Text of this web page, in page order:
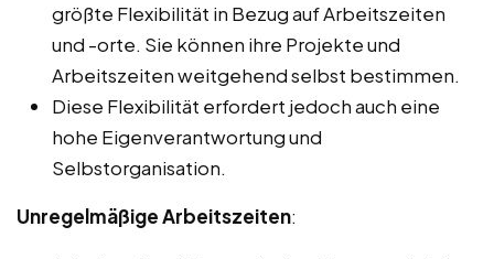
größte Flexibilität in Bezug auf Arbeitszeiten
und -orte. Sie können ihre Projekte und
Arbeitszeiten weitgehend selbst bestimmen.
Diese Flexibilität erfordert jedoch auch eine
hohe Eigenverantwortung und
Selbstorganisation.
Unregelmäßige Arbeitszeiten: